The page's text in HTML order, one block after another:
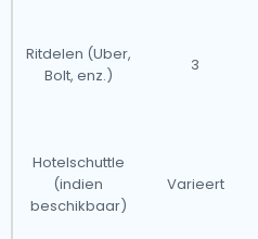
Ritdelen (Uber,
Bolt, enz.)
3
Hotelschuttle
(indien
beschikbaar)
Varieert